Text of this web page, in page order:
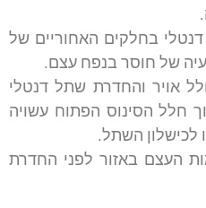
בחלקים האחוריים של
של חוסר בנפח עצם.
אויר והחדרת שתל דנטלי
הסינוס הפתוח עשויה
לכישלון השתל.
העצם באזור לפני החדרת